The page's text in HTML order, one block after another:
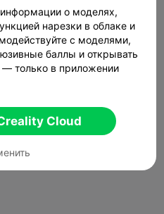
о моделях,
нарезки в облаке и
с моделями,
баллы и открывать
только в приложении
Cloud